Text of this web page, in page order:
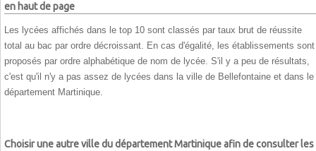
en haut de page
Les lycées affichés dans le top 10 sont classés par taux brut de réussite
total au bac par ordre décroissant. En cas d'égalité, les établissements sont
proposés par ordre alphabétique de nom de lycée. S'il y a peu de résultats,
c'est qu'il n'y a pas assez de lycées dans la ville de Bellefontaine et dans le
département Martinique.
Choisir une autre ville du département Martinique afin de consulter les